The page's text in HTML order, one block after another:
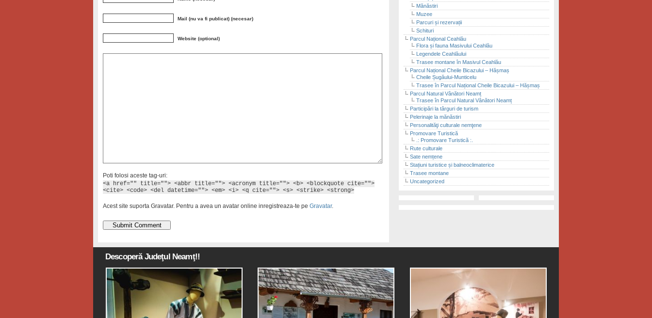
Mail (nu va fi publicat) (necesar)
Website (optional)
Poti folosi aceste tag-uri:
<a href="" title=""> <abbr title=""> <acronym title=""> <b> <blockquote cite="">
<cite> <code> <del datetime=""> <em> <i> <q cite=""> <s> <strike> <strong>
Acest site suporta Gravatar. Pentru a avea un avatar online inregistreaza-te pe Gravatar.
Mănăstiri
Muzee
Parcuri și rezervații
Schituri
Parcul Național Ceahlău
Flora și fauna Masivului Ceahlău
Legendele Ceahlăului
Trasee montane în Masivul Ceahlău
Parcul Național Cheile Bicazului – Hășmaș
Cheile Șugăului-Munticelu
Trasee în Parcul Național Cheile Bicazului – Hășmaș
Parcul Natural Vânători Neamț
Trasee în Parcul Natural Vânători Neamț
Participări la târguri de turism
Pelerinaje la mănăstiri
Personalităţi culturale nemţene
Promovare Turistică
.: Promovare Turistică :.
Rute culturale
Sate nemțene
Stațiuni turistice și balneoclimaterice
Trasee montane
Uncategorized
Descoperă Judeţul Neamţ!!